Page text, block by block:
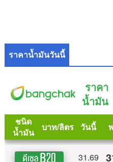
ราคาน้ำมันวันนี้